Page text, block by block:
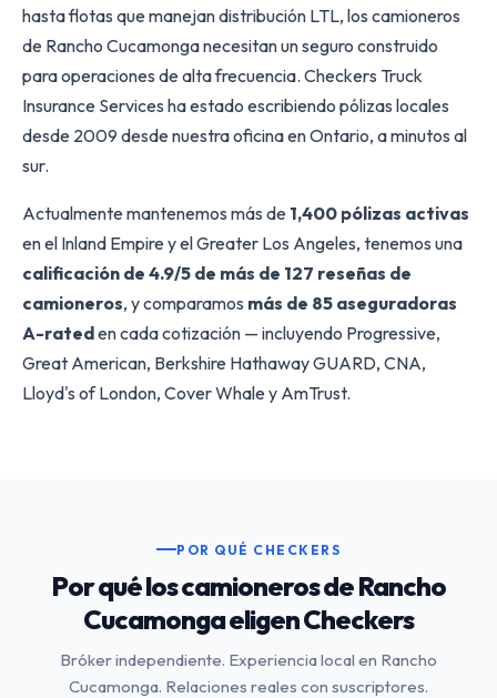
hasta flotas que manejan distribución LTL, los camioneros
de Rancho Cucamonga necesitan un seguro construido
para operaciones de alta frecuencia. Checkers Truck
Insurance Services ha estado escribiendo pólizas locales
desde 2009 desde nuestra oficina en Ontario, a minutos al
sur.
Actualmente mantenemos más de 1,400 pólizas activas
en el Inland Empire y el Greater Los Angeles, tenemos una
calificación de 4.9/5 de más de 127 reseñas de
camioneros, y comparamos más de 85 aseguradoras
A-rateden cada cotización — incluyendo Progressive,
Great American, Berkshire Hathaway GUARD, CNA,
Lloyd's of London, Cover Whale y AmTrust.
POR QUÉ CHECKERS
Por qué los camioneros de Rancho
Cucamonga eligen Checkers
Bróker independiente. Experiencia local en Rancho
Cucamonga. Relaciones reales con suscriptores.